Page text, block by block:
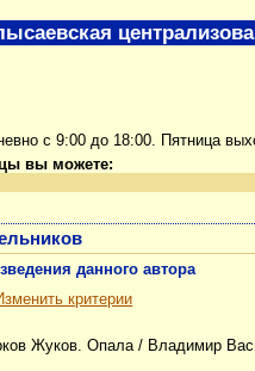
с 9:00 до 18:00. Пятница
вы можете:
данного автора
критерии
Жуков. Опала/ Владимир